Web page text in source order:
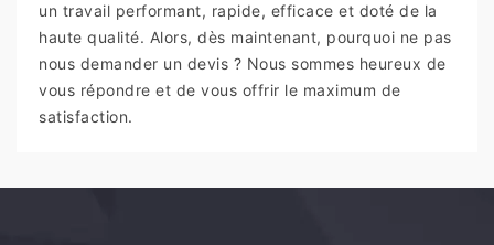
un travail performant, rapide, efficace et doté de la
haute qualité. Alors, dès maintenant, pourquoi ne pas
nous demander un devis ? Nous sommes heureux de
vous répondre et de vous offrir le maximum de
satisfaction.